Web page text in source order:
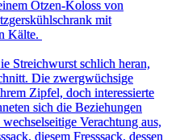
Otzen-Koloss von
mit
Kälte.
Streichwurst schlich heran,
Die zwergwüchsige
Zipfel, doch interessierte
sich die Beziehungen
Verachtung aus,
diesem Fresssack, dessen